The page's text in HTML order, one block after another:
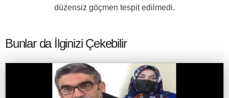
düzensiz göçmen tespit edilmedi.
Bunlar da İlginizi Çekebilir